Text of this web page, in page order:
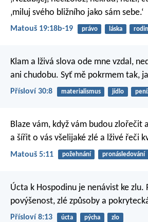
‚miluj svého bližního jako sám sebe.‘
Matouš 19:18b-19 právo láska
Klam a lživá slova ode mne vzdal,
ani chudobu. Syť mě pokrmem tak,
Přísloví 30:8 materialismus jídlo
Blaze vám, když vám budou zlořečit
a šířit o vás všelijaké zlé a lživé řeči
Matouš 5:11 požehnání pronásledování
Úcta k Hospodinu je nenávist ke zlu.
povýšenost, zlé způsoby a
Přísloví 8:13 úcta pýcha zlo